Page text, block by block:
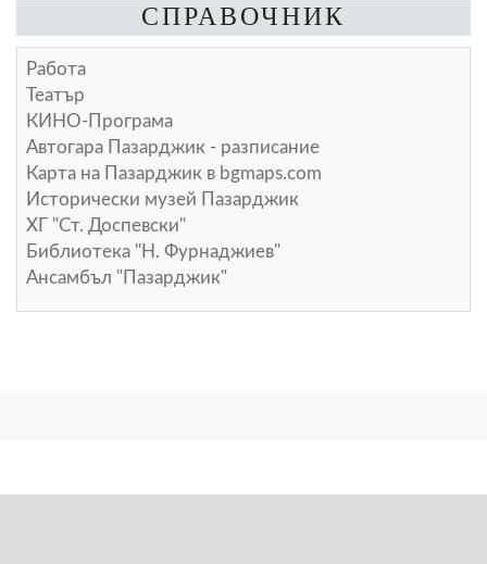
СПРАВОЧНИК
Работа
Театър
КИНО-Програма
Автогара Пазарджик - разписание
Карта на Пазарджик в bgmaps.com
Исторически музей Пазарджик
ХГ "Ст. Доспевски"
Библиотека "Н. Фурнаджиев"
Ансамбъл "Пазарджик"